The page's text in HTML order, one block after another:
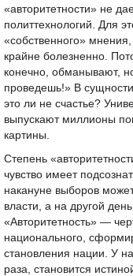
«авторитетности» не
политтехнологий. Для
«собственного»
крайне болезненно.
конечно, обманывают,
проведешь!» В
это ли не счастье?
выпускают миллионы
картины.
Степень
чувство имеет
накануне выборов
власти, а на другой
«Авторитетность» —
национального,
становления нации. У
раза, становится